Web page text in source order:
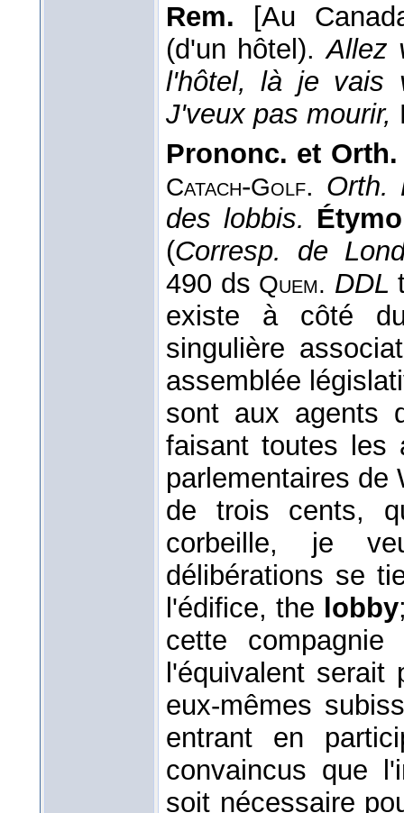
Rem.
[Au
(d'un hôtel).Allez
l'hôtel, là je vais
J'veux pas mourir,
Prononc. et
Catach-Golf. Orth.
des lobbis.
(Corresp. de
490 ds Quem. DDL
existe à côté
singulière
assemblée
sont aux agents
faisant toutes les
parlementaires de
de trois cents,
corbeille, je
délibérations se
l'édifice, the lobby
cette
l'équivalent
eux-mêmes
entrant en
convaincus que
soit nécessaire